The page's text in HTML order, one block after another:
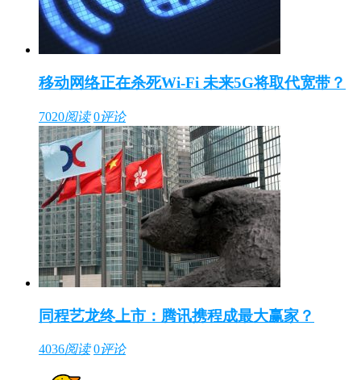
移动网络正在杀死Wi-Fi 未来5G将取代宽带？
7020阅读 0评论
同程艺龙终上市：腾讯携程成最大赢家？
4036阅读 0评论